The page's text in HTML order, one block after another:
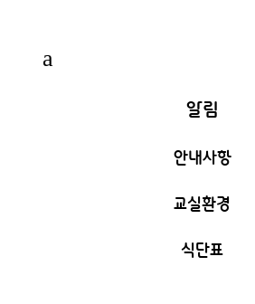
a
알림
안내사항
교실환경
식단표